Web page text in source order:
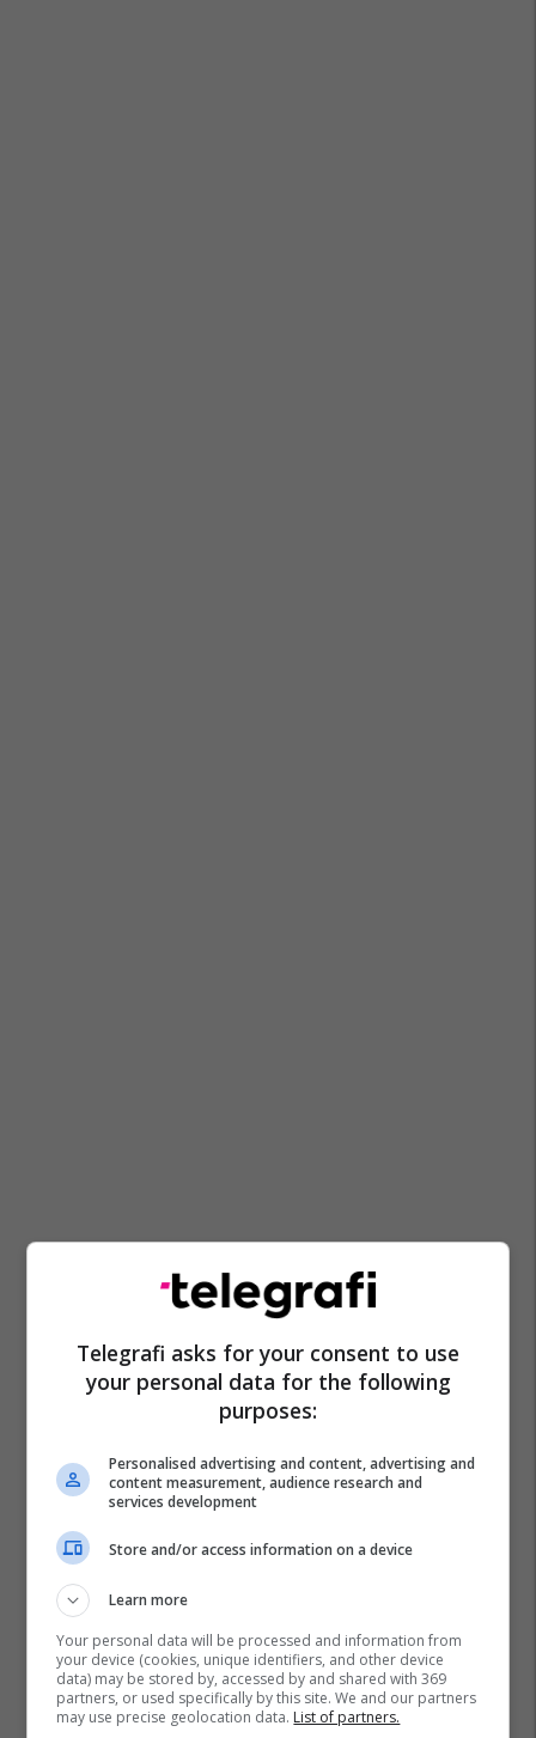
Peja Lokale Spitali I Pejës Peja
Telegrafi asks for your consent to use
your personal data for the following
purposes:
Personalised advertising and content, advertising and
content measurement, audience research and
services development
Store and/or access information on a device
Learn more
Your personal data will be processed and information from
your device (cookies, unique identifiers, and other device
data) may be stored by, accessed by and shared with 369
partners, or used specifically by this site. We and our partners
may use precise geolocation data. List of partners.